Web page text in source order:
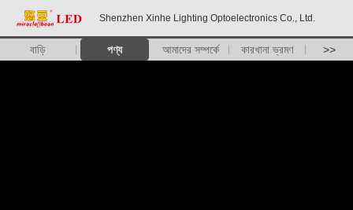
Shenzhen Xinhe Lighting Optoelectronics Co., Ltd.
বাড়ি পণ্য আমাদের সম্পর্কে কারখানা ভ্রমণ >>